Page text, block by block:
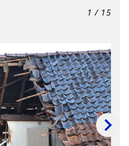
1 / 15